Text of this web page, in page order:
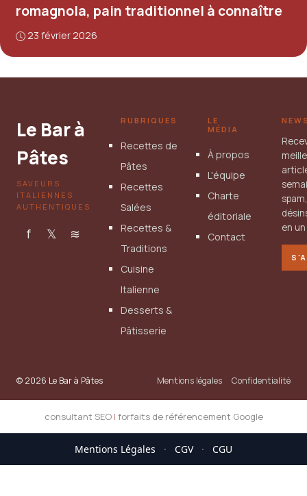
romagnola, pain traditionnel à connaître
23 février 2026
Le Bar à
Pâtes
SAVEURS
ITALIENNES
AUTHENTIQUES
f 𝕏 ≋
RUBRIQUES
Recettes de
Pâtes
Recettes
Salées
Recettes &
Traditions
Cuisine
Italienne
Desserts &
Pâtisserie
LE
MÉDIA
À propos
L'équipe
Charte
éditoriale
Contact
spam,
en
© 2026 Le Bar à Pâtes Mentions légales Confidentialité
consultant SEO| forfaits de référencement Google
Mentions Légales · CGV · CGU